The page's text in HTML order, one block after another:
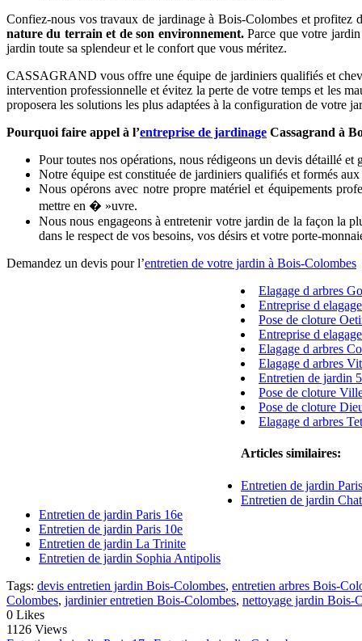
Confiez-nous vos travaux de jardinage à Bois-Colombes et
nature du terrain et de son environnement.Parce que votre jardin
jardin toute sa splendeur et le confort que vous méritez.
CASSAGRAND vous offre une équipe de jardiniers qualifiés et
intervention professionnelle et évitez la perte de votre temps et les
proposera les solutions les plus adaptées à la configuration de votre
Pourquoi faire appel à l’entreprise de jardinage Cassagrand à
Pour toutes nos opérations, nous rédigeons un devis détaillé et
Notre équipe est constituée de jardiniers qualifiés et formés
Nous opérons avec notre propre matériel et équipements
mettre en � »uvre.
Nous nous engageons à entretenir votre jardin de la façon la
dans le respect de vos besoins, vos désirs et votre porte-
Demandez un devis pour l’entretien de votre jardin à Bois-Colombes
Elagage d arbres
Entreprise d
Pose de cloture
Entreprise d
Elagage d arbres
Elagage d arbres
Entretien de jardin
Pose de cloture
Pose de cloture
Elagage d arbres
Articles similaires:
Entretien de jardin
Entretien de jardin
Entretien de jardin Paris 16e
Entretien de jardin Paris 10e
Entretien de jardin La Trinite
Entretien de jardin Sophia Antipolis
Tags: devis entretien jardin Bois-Colombes, entretien arbres Bois-
Colombes, jardinier entretien Bois-Colombes, nettoyage jardin Bois-
0 Likes
1126 Views